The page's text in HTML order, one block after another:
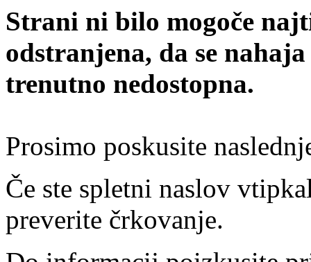
Strani ni bilo mogoče
odstranjena, da se
trenutno nedostopna.
Prosimo poskusite
Če ste spletni naslov
preverite črkovanje.